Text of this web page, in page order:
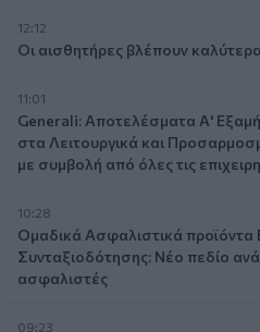
12:12
Οι αισθητήρες βλέπουν
11:01
Generali: Αποτελέσματα Α'
στα Λειτουργικά και
με συμβολή από όλες τις
10:28
Ομαδικά Ασφαλιστικά προϊόντα
Συνταξιοδότησης: Νέο πεδίο
ασφαλιστές
09:23